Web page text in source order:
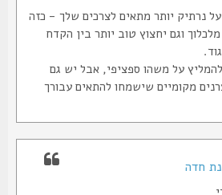
יותר מתאים לצרכים שלך - כזה
וגם יחצוץ טוב יותר בין הקדח
על משהו ספציפי, אבל יש גם
מקומיים שישמחו להתאים עבורך